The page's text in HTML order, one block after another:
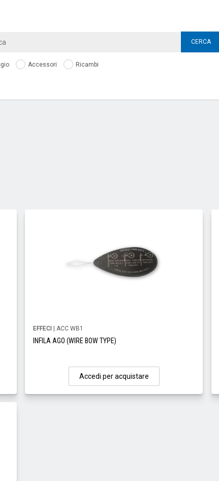
CERCA
Accessori Ricambi
EFFECI | ACC WB1
INFILA AGO (WIRE BOW TYPE)
Accedi per acquistare